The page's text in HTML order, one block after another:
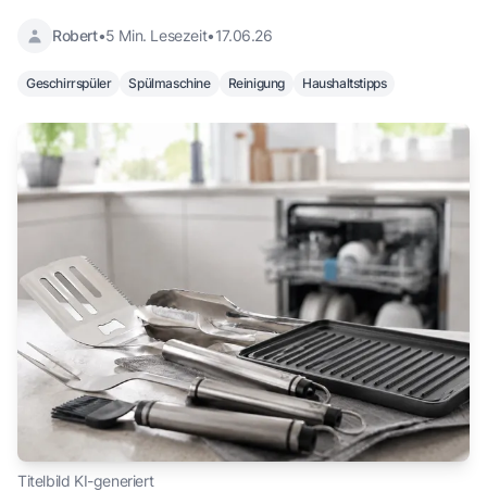
Robert•5 Min. Lesezeit•17.06.26
Geschirrspüler Spülmaschine Reinigung Haushaltstipps
Titelbild KI-generiert